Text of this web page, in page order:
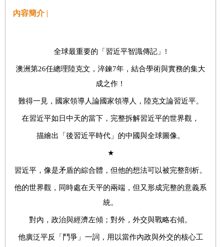
內容簡介 |
全球最重要的「習近平智識傳記」!
澳洲第26任總理陸克文，淬鍊7年，結合學術與實務的集大
成之作！
難得一見，國家領導人論國家領導人，陸克文論習近平。
在習近平如日中天的當下，完整拆解習近平的世界觀，
描繪出「後習近平時代」的中國與全球圖像。
★
習近平，像是矛盾的綜合體，但他的想法可以被完整剖析。
他的世界觀，同時處在天平的兩端，但又形成完整的意義系
統。
對內，政治與經濟左傾；對外，外交與戰略右傾。
他廣泛平反「鬥爭」一詞，用以當作內政與外交的核心工